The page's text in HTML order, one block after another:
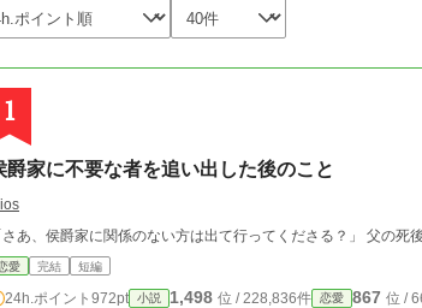
1
爵家に不要な者を追い出した後のこと
「さあ、侯爵家
愛 完結 短編
24h.ポイント 972pt 小説 1,498 位 / 228,836件 恋愛 867 位 /